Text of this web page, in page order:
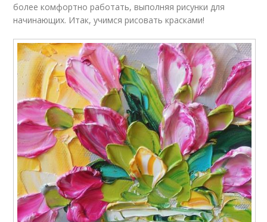
более комфортно работать, выполняя рисунки для
начинающих. Итак, учимся рисовать красками!